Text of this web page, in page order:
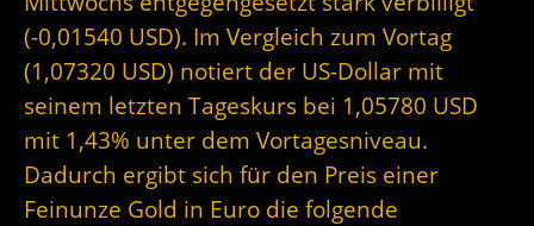
(-0,01540 USD). Im Vergleich zum Vortag
(1,07320 USD) notiert der US-Dollar mit
seinem letzten Tageskurs bei 1,05780 USD
mit 1,43% unter dem Vortagesniveau.
Dadurch ergibt sich für den Preis einer
Feinunze Gold in Euro die folgende